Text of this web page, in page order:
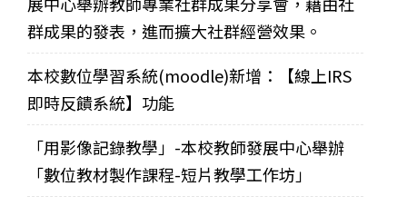
群成果的發表，進而擴大社群經營效果。
本校數位學習系統(moodle)新增：【線上IRS
即時反饋系統】功能
「用影像記錄教學」-本校教師發展中心舉辦
「數位教材製作課程-短片教學工作坊」